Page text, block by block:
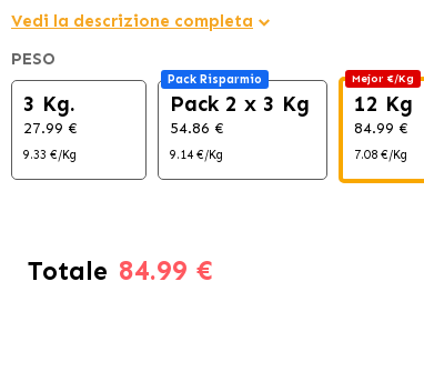
Vedi la descrizione completa
PESO
3 Kg.
27.99 €
9.33 €/Kg
Pack Risparmio
Pack 2 x 3 Kg
54.86 €
9.14 €/Kg
Mejor €/Kg
12 Kg
84.99 €
7.08 €/Kg
Totale 84.99 €